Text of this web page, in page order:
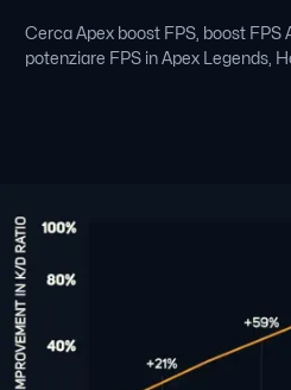
Cerca Apex boost FPS, boost FPS
potenziare FPS in Apex Legends,